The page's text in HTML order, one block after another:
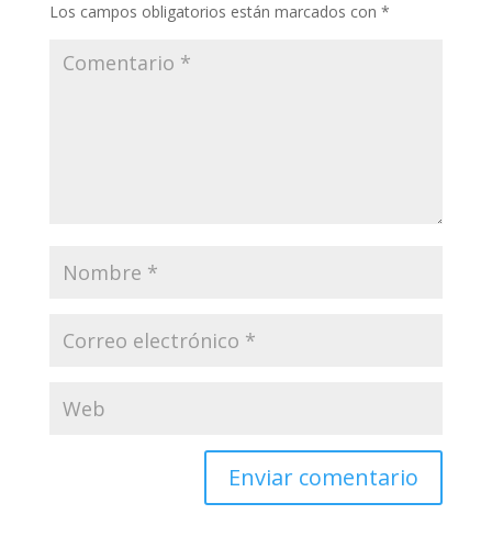
Los campos obligatorios están marcados con *